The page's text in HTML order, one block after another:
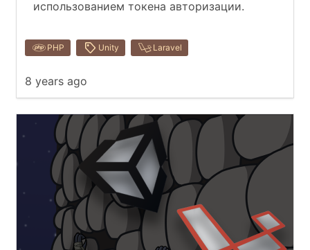
использованием токена авторизации.
PHP Unity Laravel
8 years ago